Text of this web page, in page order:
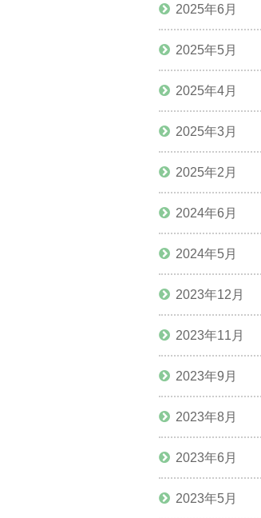
2025年6月
2025年5月
2025年4月
2025年3月
2025年2月
2024年6月
2024年5月
2023年12月
2023年11月
2023年9月
2023年8月
2023年6月
2023年5月